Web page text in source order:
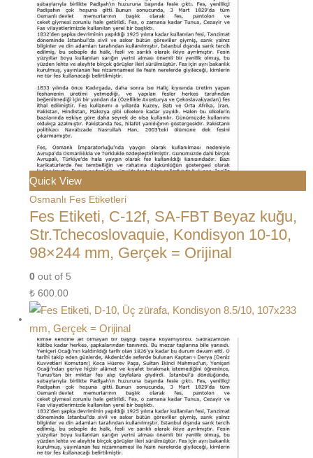
Quick View
Osmanlı Fes Etiketleri
Fes Etiketi, C-12f, SA-FBT Beyaz kuğu,
Str.Tchecoslovaquie, Kondisyon 10-10,
98×244 mm, Gerçek = Orijinal
0 out of 5
₺ 600.00